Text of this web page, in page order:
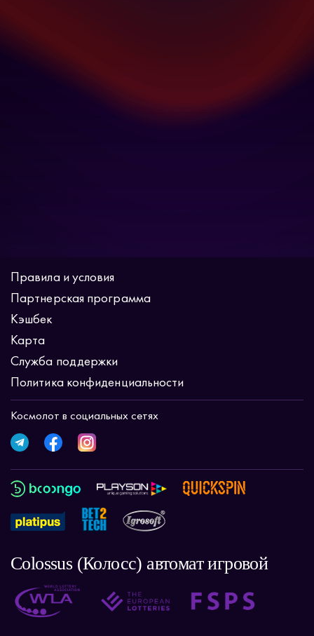
Правила и условия
Партнерская программа
Кэшбек
Карта
Служба поддержки
Политика конфиденциальности
Космолот в социальных сетях
Colossus (Колосс) автомат игровой